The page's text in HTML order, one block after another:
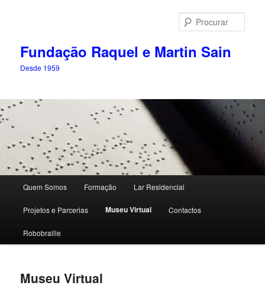
primárioFundação Raquel e Martin Sain
Desde 1959
principal
Quem Somos Formação Lar Residencial
Projetos e Parcerias Museu Virtual Contactos
Robobraille
Museu Virtual